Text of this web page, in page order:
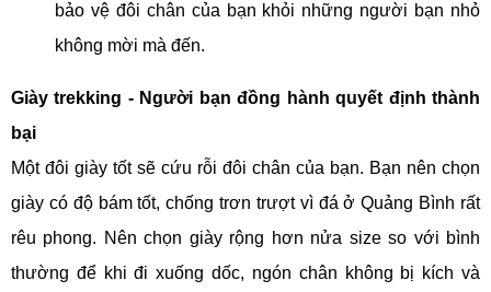
bảo vệ đôi chân của bạn khỏi những người bạn nhỏ
không mời mà đến.
Giày trekking - Người bạn đồng hành quyết định thành
bại
Một đôi giày tốt sẽ cứu rỗi đôi chân của bạn. Bạn nên chọn
giày có độ bám tốt, chống trơn trượt vì đá ở Quảng Bình rất
rêu phong. Nên chọn giày rộng hơn nửa size so với bình
thường để khi đi xuống dốc, ngón chân không bị kích và